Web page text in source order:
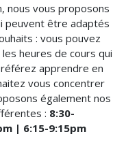
nous vous proposons
peuvent être adaptés
: vous pouvez
heures de cours qui
apprendre en
vous concentrer
également nos
: 8:30-
| 6:15-9:15pm